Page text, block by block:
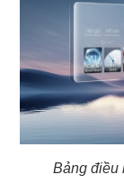
Bảng điều